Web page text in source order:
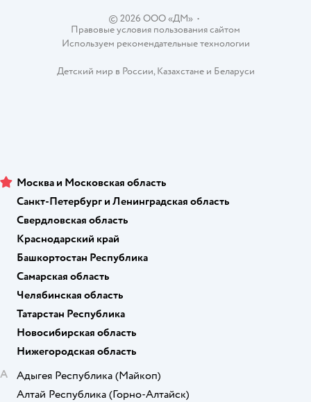
© 2026 ООО «ДМ»•
Правовые условия пользования сайтом
Используем рекомендательные технологии
Детский мир в России,Казахстанеи Беларуси
Москва и Московская область
Санкт-Петербург и Ленинградская область
Свердловская область
Краснодарский край
Башкортостан Республика
Самарская область
Челябинская область
Татарстан Республика
Новосибирская область
Нижегородская область
А
Адыгея Республика (Майкоп)
Алтай Республика (Горно-Алтайск)